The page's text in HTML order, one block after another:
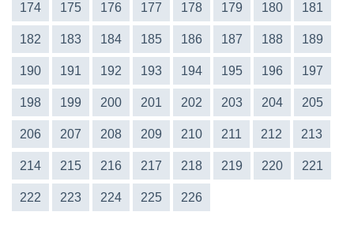
174 175 176 177 178 179 180 181
182 183 184 185 186 187 188 189
190 191 192 193 194 195 196 197
198 199 200 201 202 203 204 205
206 207 208 209 210 211 212 213
214 215 216 217 218 219 220 221
222 223 224 225 226